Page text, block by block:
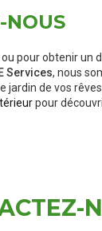
NOUS
pour obtenir un
Services, nous
jardin de vos
pour